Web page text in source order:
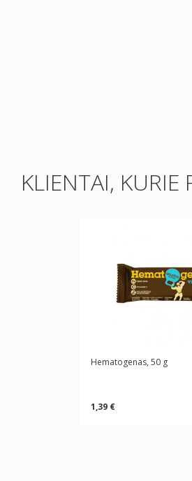
KLIENTAI, KURIE
Hematogenas, 50 g
1,39 €